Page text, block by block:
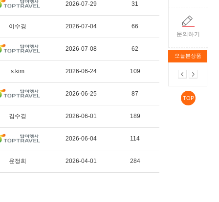
문의하기
오늘본상품
TOP
2026-07-29 31
이수경 2026-07-04 66
2026-07-08 62
s.kim 2026-06-24 109
2026-06-25 87
김수경 2026-06-01 189
2026-06-04 114
윤정희 2026-04-01 284